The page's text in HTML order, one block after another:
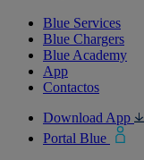
Blue Services
Blue Chargers
Blue Academy
App
Contactos
Download App
Portal Blue